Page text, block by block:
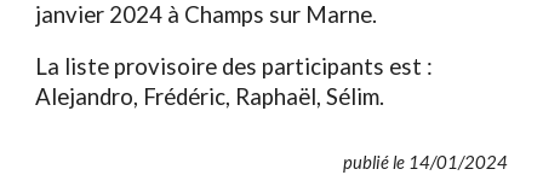
janvier 2024 à Champs sur Marne.
La liste provisoire des participants est :
Alejandro, Frédéric, Raphaël, Sélim.
publié le 14/01/2024